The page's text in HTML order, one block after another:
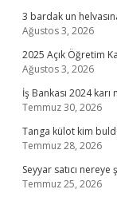
3 bardak un
Ağustos 3, 2026
2025 Açık Öğretim
Ağustos 3, 2026
İş Bankası 2024 karı
Temmuz 30, 2026
Tanga külot kim
Temmuz 28, 2026
Seyyar satıcı
Temmuz 25, 2026